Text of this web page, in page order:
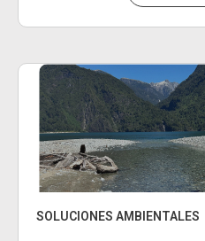
SOLUCIONES AMBIENTALES